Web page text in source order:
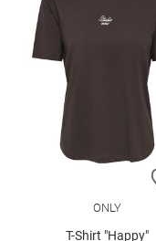
ONLY
T-Shirt "Happy"